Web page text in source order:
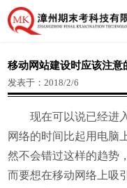
移动网站建设时应该注意
发表于：2018/2/6
现在可以说已经进入
网络的时间比起用电脑
然不会错过这样的趋势
而要想在移动网络上吸